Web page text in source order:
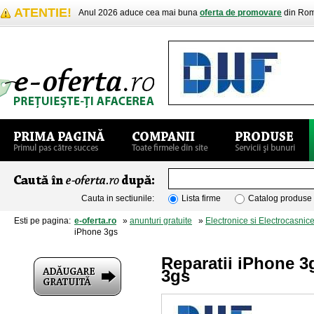
ATENTIE! Anul 2026 aduce cea mai buna oferta de promovare din
Cauta in sectiunile: Lista firme Catalog produse
Esti pe pagina: e-oferta.ro » anunturi gratuite » Electronice si Electrocasnice
iPhone 3gs
Reparatii iPhone
3gs